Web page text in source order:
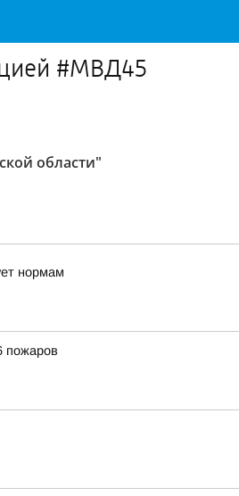
#МВД45
области"
нормам
пожаров